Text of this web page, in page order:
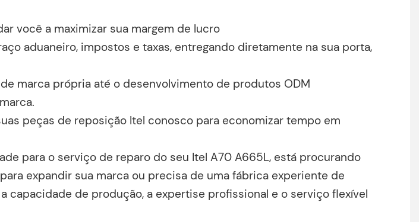
você a maximizar sua margem de lucro
aduaneiro, impostos e taxas, entregando diretamente na sua porta,
marca própria até o desenvolvimento de produtos ODM
peças de reposição Itel conosco para economizar tempo em
para o serviço de reparo do seu Itel A70 A665L, está procurando
expandir sua marca ou precisa de uma fábrica experiente de
capacidade de produção, a expertise profissional e o serviço flexível